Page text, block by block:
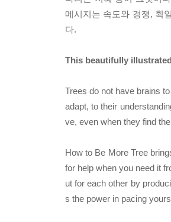
메시지는 속도와 경쟁, 획
다.
This beautifully
Trees do not have brains
adapt, to their
ve, even when they find
How to Be More Tree
for help when you need it
ut for each other by
s the power in pacing